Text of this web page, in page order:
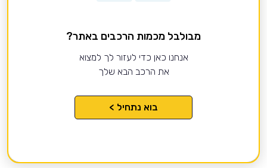
מבולבל מכמות הרכבים באתר?
אנחנו כאן כדי לעזור לך למצוא
את הרכב הבא שלך
בוא נתחיל >